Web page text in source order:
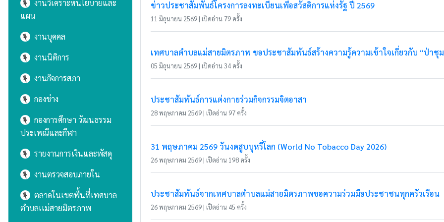
งานวิเคราะห์นโยบายและ
แผน
งานบุคคล
งานนิติการ
งานกิจการสภา
กองช่าง
กองการศึกษา วัฒนธรรม
ประเพณีและกีฬา
รายงานการเงินและพัสดุ
งานตรวจสอบภายใน
ตลาดในเขตพื้นที่เทศบาล
ตำบลเเม่สายมิตรภาพ
ข่าวประชาสัมพันธ์โครงการลงทะเบียนเพื่อสวัสดิการแห่งรัฐ ปี 2569
11 มิถุนายน 2569 | เปิดอ่าน 79 ครั้ง
เทศบาลตำบลแม่สายมิตรภาพ ขอประชาสัมพันธ์สร้างความรู้ความเข้าใจเกี่ยวกับ “ป่าชุ
05 มิถุนายน 2569 | เปิดอ่าน 34 ครั้ง
ประชาสัมพันธ์การแต่งกายร่วมกิจกรรมจิตอาสา
28 พฤษภาคม 2569 | เปิดอ่าน 97 ครั้ง
31 พฤษภาคม 2569 วันงดสูบบุหรี่โลก (World No Tobacco Day 2026)
26 พฤษภาคม 2569 | เปิดอ่าน 198 ครั้ง
ประชาสัมพันธ์จากเทศบาลตำบลแม่สายมิตรภาพขอความร่วมมือประชาชนทุกครัวเรือน
26 พฤษภาคม 2569 | เปิดอ่าน 45 ครั้ง